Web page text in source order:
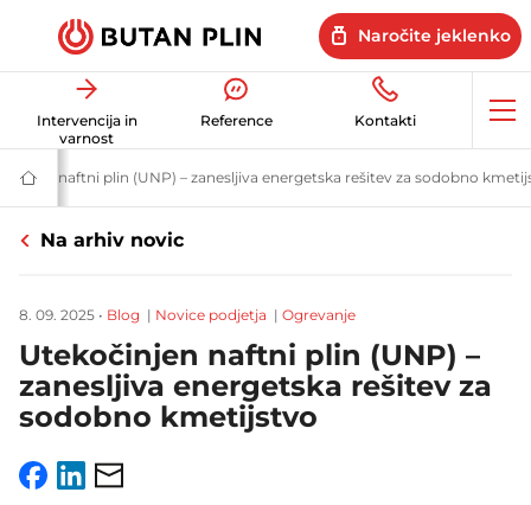
Naročite jeklenko
Intervencija in
varnost
Reference Kontakti
Butan
plin
Energetske
in
posel
in uporabni nasveti | Butan plin
naftni plin (UNP) – zanesljiva energetska rešitev za sodobno
Na arhiv novic
8. 09. 2025 • Blog | Novice podjetja | Ogrevanje
Utekočinjen naftni plin (UNP) –
zanesljiva energetska rešitev za
sodobno kmetijstvo
Facebook
LinkedIn
Email